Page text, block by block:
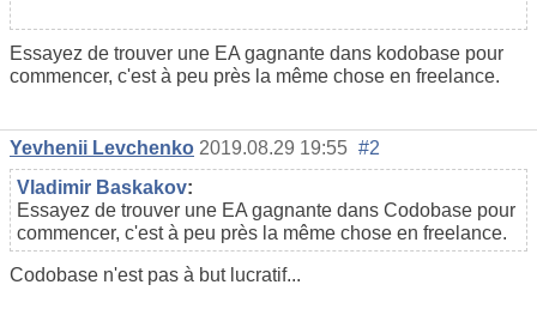
Essayez de trouver une EA gagnante dans kodobase pour
commencer, c'est à peu près la même chose en freelance.
Yevhenii Levchenko 2019.08.29 19:55 #2
Vladimir Baskakov:
Essayez de trouver une EA gagnante dans Codobase pour
commencer, c'est à peu près la même chose en freelance.
Codobase n'est pas à but lucratif...